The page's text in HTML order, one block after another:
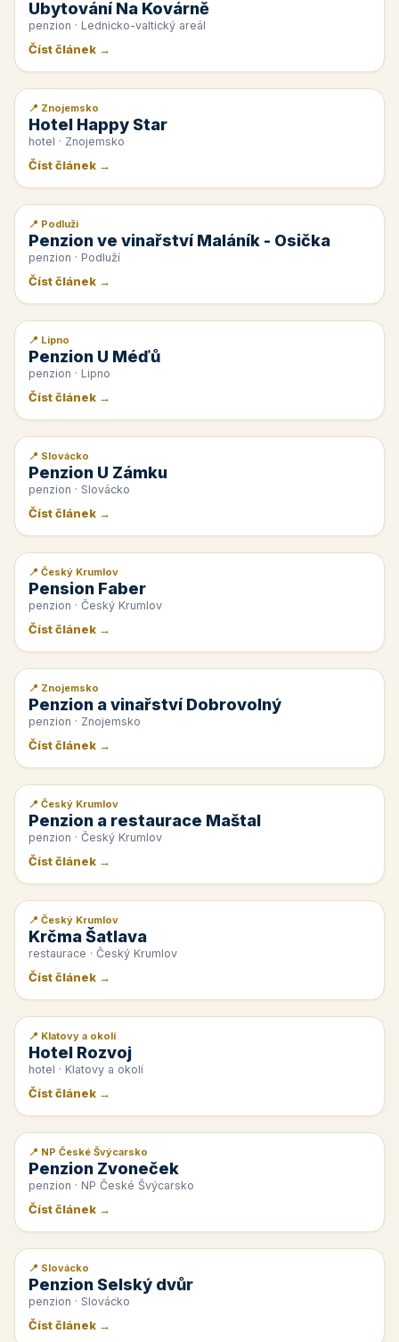
Ubytování Na Kovárně
penzion · Lednicko-valtický areál
Číst článek →
📰 PR článek
📍 Znojemsko
Hotel Happy Star
hotel · Znojemsko
Číst článek →
📰 PR článek
📍 Podluží
Penzion ve vinařství Maláník - Osička
penzion · Podluží
Číst článek →
📰 PR článek
📍 Lipno
Penzion U Méďů
penzion · Lipno
Číst článek →
📰 PR článek
📍 Slovácko
Penzion U Zámku
penzion · Slovácko
Číst článek →
📰 PR článek
📍 Český Krumlov
Pension Faber
penzion · Český Krumlov
Číst článek →
📰 PR článek
📍 Znojemsko
Penzion a vinařství Dobrovolný
penzion · Znojemsko
Číst článek →
📰 PR článek
📍 Český Krumlov
Penzion a restaurace Maštal
penzion · Český Krumlov
Číst článek →
📰 PR článek
📍 Český Krumlov
Krčma Šatlava
restaurace · Český Krumlov
Číst článek →
📰 PR článek
📍 Klatovy a okolí
Hotel Rozvoj
hotel · Klatovy a okolí
Číst článek →
📰 PR článek
📍 NP České Švýcarsko
Penzion Zvoneček
penzion · NP České Švýcarsko
Číst článek →
📰 PR článek
📍 Slovácko
Penzion Selský dvůr
penzion · Slovácko
Číst článek →